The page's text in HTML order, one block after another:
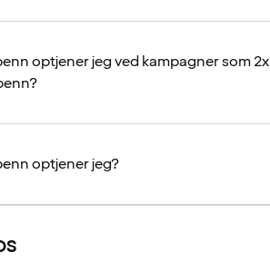
optjener jeg ved kampagner som 2x
optjener jeg?